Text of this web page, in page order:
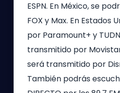
ESPN. En México, se
FOX y Max. En Estados
por Paramount+ y
transmitido por
será transmitido por
También podrás